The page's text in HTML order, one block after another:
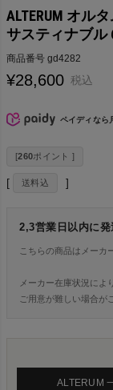
ALTERUM オル
サスティナブル
商品番号 gd4282
¥28,600 税込
ペイディなら
[260ポイント ]
送料込
2,3営業日以内に発
こちらの商品はメーカ
メーカー在庫状況によ
ご用意が難しい場合が
ALTERUM